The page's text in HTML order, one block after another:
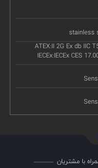
stainless
ATEX:II 2G Ex db IIC
IECEx:IECEx CES
با مشتریان